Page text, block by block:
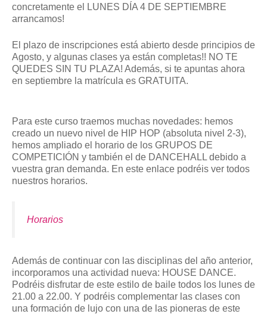
concretamente el LUNES DÍA 4 DE SEPTIEMBRE
arrancamos!
El plazo de inscripciones está abierto desde principios de
Agosto, y algunas clases ya están completas!! NO TE
QUEDES SIN TU PLAZA! Además, si te apuntas ahora
en septiembre la matrícula es GRATUITA.
Para este curso traemos muchas novedades: hemos
creado un nuevo nivel de HIP HOP (absoluta nivel 2-3),
hemos ampliado el horario de los GRUPOS DE
COMPETICIÓN y también el de DANCEHALL debido a
vuestra gran demanda. En este enlace podréis ver todos
nuestros horarios.
Horarios
Además de continuar con las disciplinas del año anterior,
incorporamos una actividad nueva: HOUSE DANCE.
Podréis disfrutar de este estilo de baile todos los lunes de
21.00 a 22.00. Y podréis complementar las clases con
una formación de lujo con una de las pioneras de este